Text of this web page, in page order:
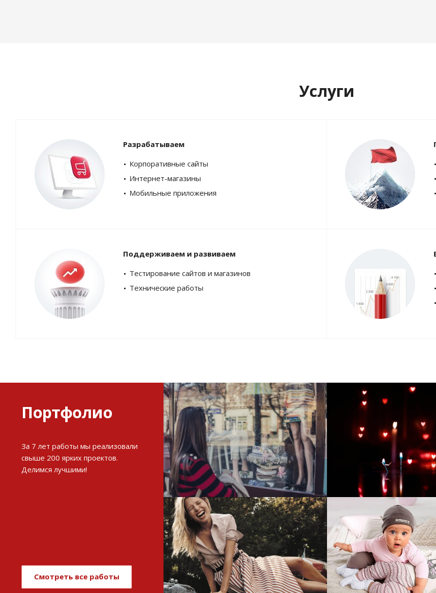
Услуги
Разрабатываем
Корпоративные сайты
Интернет-магазины
Мобильные приложения
Поддерживаем и развиваем
Тестирование сайтов и магазинов
Технические работы
Портфолио
За 7 лет работы мы реализовали
свыше 200 ярких проектов.
Делимся лучшими!
Смотреть все работы
Развитие и поддержка
интернет-витрины StepClub
Смотреть проект
Развитие
магазина "Всё
Смотреть проект
Имиджевый сайт для сети
магазинов Soho Project
Увеличили
интернет-
topdatop.ru на